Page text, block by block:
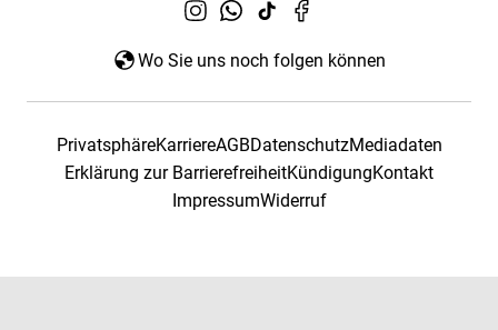
Wo Sie uns noch folgen können
PrivatsphäreKarriereAGBDatenschutzMediadaten
Erklärung zur BarrierefreiheitKündigungKontakt
ImpressumWiderruf